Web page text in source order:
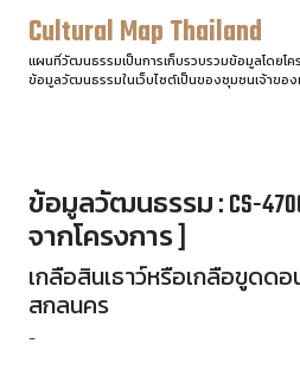
Cultural Map Thailand
แผนที่วัฒนธรรมเป็นการเก็บรวบรวมข้อมูลโดยโ
ข้อมูลวัฒนธรรมในเว็บไซต์เป็นของชุมชนเจ้าขอ
ข้อมูลวัฒนธรรม : CS-
จากโครงการ ]
เกลือสินเธาว์หรือเกลือขูดด
สกลนคร
-